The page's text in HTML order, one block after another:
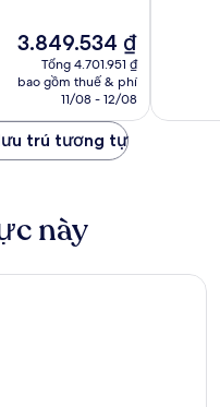
Giá
hiện
tại
3.849.534 ₫
3.849.534 ₫
Tổng 4.701.951 ₫
bao gồm thuế & phí
11/08 - 12/08
trú tương tự
này